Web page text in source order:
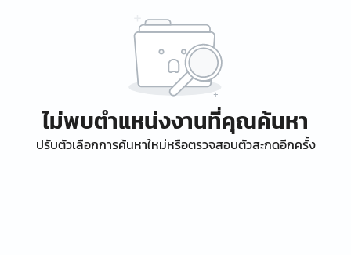
ไม่พบตำแหน่งงานที่คุณค้นหา
ปรับตัวเลือกการค้นหาใหม่หรือตรวจสอบตัวสะกดอีกครั้ง